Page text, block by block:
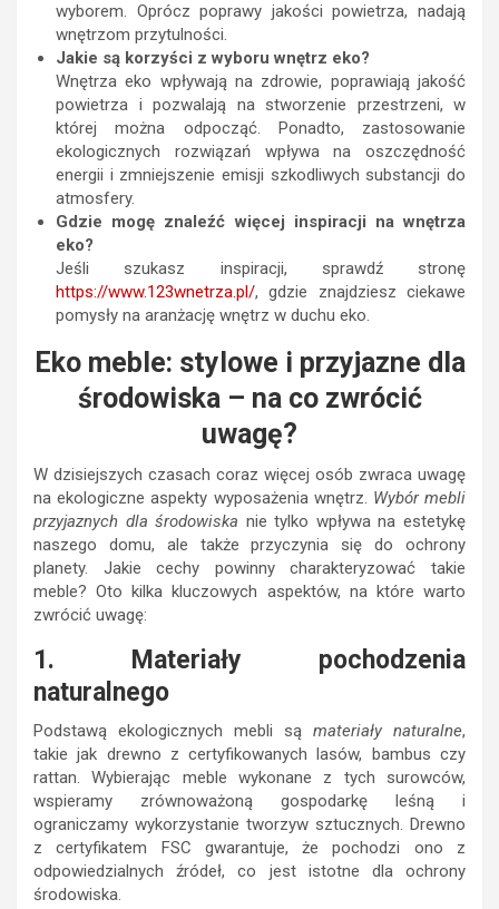
wyborem. Oprócz poprawy jakości powietrza, nadają
wnętrzom przytulności.
Jakie są korzyści z wyboru wnętrz eko?
Wnętrza eko wpływają na zdrowie, poprawiają jakość
powietrza i pozwalają na stworzenie przestrzeni, w
której można odpocząć. Ponadto, zastosowanie
ekologicznych rozwiązań wpływa na oszczędność
energii i zmniejszenie emisji szkodliwych substancji do
atmosfery.
Gdzie mogę znaleźć więcej inspiracji na wnętrza
eko?
Jeśli szukasz inspiracji, sprawdź stronę
https://www.123wnetrza.pl/, gdzie znajdziesz ciekawe
pomysły na aranżację wnętrz w duchu eko.
Eko meble: stylowe i przyjazne dla
środowiska – na co zwrócić
uwagę?
W dzisiejszych czasach coraz więcej osób zwraca uwagę
na ekologiczne aspekty wyposażenia wnętrz. Wybór mebli
przyjaznych dla środowiska nie tylko wpływa na estetykę
naszego domu, ale także przyczynia się do ochrony
planety. Jakie cechy powinny charakteryzować takie
meble? Oto kilka kluczowych aspektów, na które warto
zwrócić uwagę:
1. Materiały pochodzenia
naturalnego
Podstawą ekologicznych mebli są materiały naturalne,
takie jak drewno z certyfikowanych lasów, bambus czy
rattan. Wybierając meble wykonane z tych surowców,
wspieramy zrównoważoną gospodarkę leśną i
ograniczamy wykorzystanie tworzyw sztucznych. Drewno
z certyfikatem FSC gwarantuje, że pochodzi ono z
odpowiedzialnych źródeł, co jest istotne dla ochrony
środowiska.